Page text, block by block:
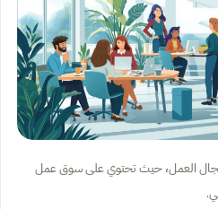
مجال العمل، حيث تحتوي على سوق عمل